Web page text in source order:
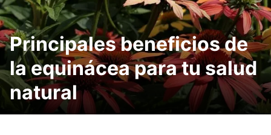
Principales beneficios de
la equinácea para tu salud
natural